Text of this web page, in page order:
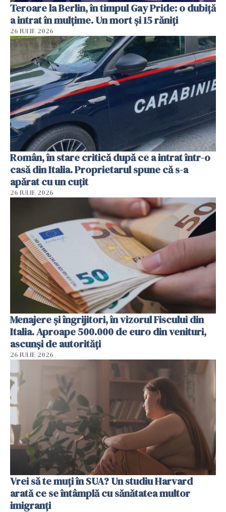
Teroare la Berlin, în timpul Gay Pride: o dubiță
a intrat în mulțime. Un mort și 15 răniți
26 IULIE 2026
Român, în stare critică după ce a intrat într-o
casă din Italia. Proprietarul spune că s-a
apărat cu un cuțit
26 IULIE 2026
Menajere și îngrijitori, în vizorul Fiscului din
Italia. Aproape 500.000 de euro din venituri,
ascunși de autorități
26 IULIE 2026
Vrei să te muți în SUA? Un studiu Harvard
arată ce se întâmplă cu sănătatea multor
imigranți